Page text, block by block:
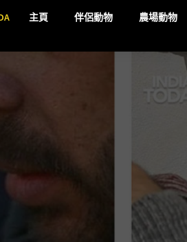
主頁 伴侶動物 農場動物